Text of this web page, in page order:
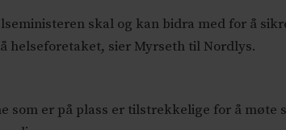
skal og kan bidra med for å
helseforetaket, sier Myrseth til Nordlys.
som er på plass er tilstrekkelige for å møte